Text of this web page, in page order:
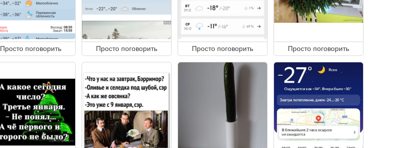
Просто поговорить Просто поговорить Просто поговорить Просто поговорить